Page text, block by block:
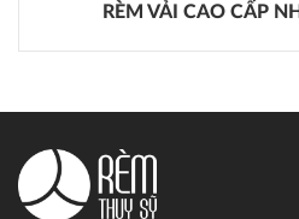
RÈM VẢI CAO CẤP